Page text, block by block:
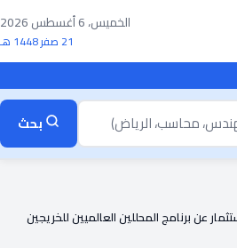
الخميس، 6 أغسطس 2026
21 صفر 1448 هـ
بحث
عن برنامج المحللين العالميين للخريجين